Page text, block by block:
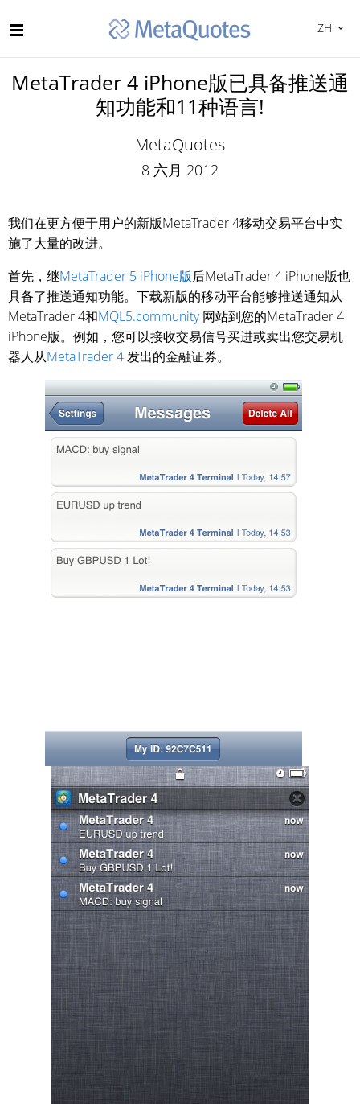
ZH
MetaTrader 4 iPhone版已具备推送通
知功能和11种语言!
MetaQuotes
8 六月 2012
我们在更方便于用户的新版MetaTrader 4移动交易平台中实
施了大量的改进。
首先，继MetaTrader 5 iPhone版后MetaTrader 4 iPhone版也
具备了推送通知功能。下载新版的移动平台能够推送通知从
MetaTrader 4和MQL5.community网站到您的MetaTrader 4
iPhone版。例如，您可以接收交易信号买进或卖出您交易机
器人从MetaTrader 4发出的金融证券。